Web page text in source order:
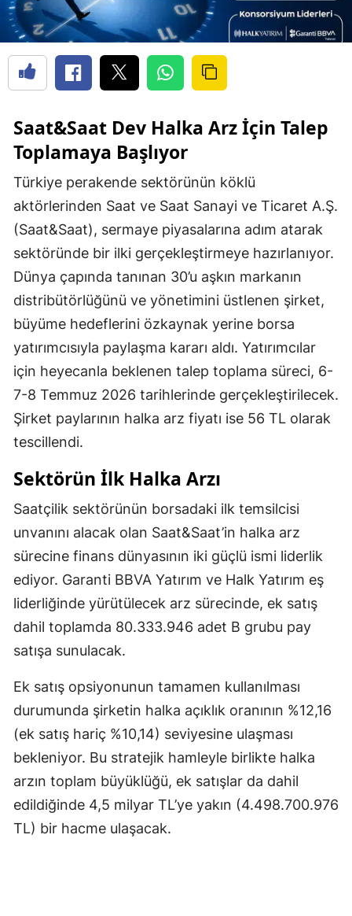
Saat&Saat Dev Halka Arz İçin Talep
Toplamaya Başlıyor
Türkiye perakende sektörünün köklü
aktörlerinden Saat ve Saat Sanayi ve Ticaret A.Ş.
(Saat&Saat), sermaye piyasalarına adım atarak
sektöründe bir ilki gerçekleştirmeye hazırlanıyor.
Dünya çapında tanınan 30’u aşkın markanın
distribütörlüğünü ve yönetimini üstlenen şirket,
büyüme hedeflerini özkaynak yerine borsa
yatırımcısıyla paylaşma kararı aldı. Yatırımcılar
için heyecanla beklenen talep toplama süreci, 6-
7-8 Temmuz 2026 tarihlerinde gerçekleştirilecek.
Şirket paylarının halka arz fiyatı ise 56 TL olarak
tescillendi.
Sektörün İlk Halka Arzı
Saatçilik sektörünün borsadaki ilk temsilcisi
unvanını alacak olan Saat&Saat’in halka arz
sürecine finans dünyasının iki güçlü ismi liderlik
ediyor. Garanti BBVA Yatırım ve Halk Yatırım eş
liderliğinde yürütülecek arz sürecinde, ek satış
dahil toplamda 80.333.946 adet B grubu pay
satışa sunulacak.
Ek satış opsiyonunun tamamen kullanılması
durumunda şirketin halka açıklık oranının %12,16
(ek satış hariç %10,14) seviyesine ulaşması
bekleniyor. Bu stratejik hamleyle birlikte halka
arzın toplam büyüklüğü, ek satışlar da dahil
edildiğinde 4,5 milyar TL’ye yakın (4.498.700.976
TL) bir hacme ulaşacak.